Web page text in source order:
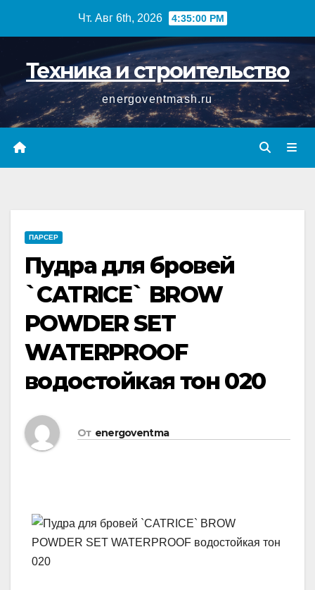
Чт. Авг 6th, 2026 4:35:00 PM
Техника и строительство
energoventmash.ru
ПАРСЕР
Пудра для бровей
`CATRICE` BROW
POWDER SET
WATERPROOF
водостойкая тон 020
От energoventma